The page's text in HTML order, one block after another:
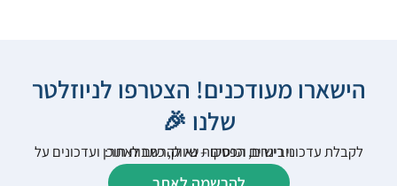
הישארו מעודכנים! הצטרפו לניוזלטר
שלנו 🎉
לקבלת עדכוני רישום, הפסקות שיווק, כתבות תוכן ועדכונים על וובינרים וכנסים – נא להרשם לאתר: